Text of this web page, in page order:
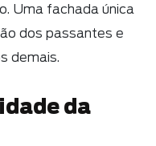
Uma fachada única
dos passantes e
demais.
da